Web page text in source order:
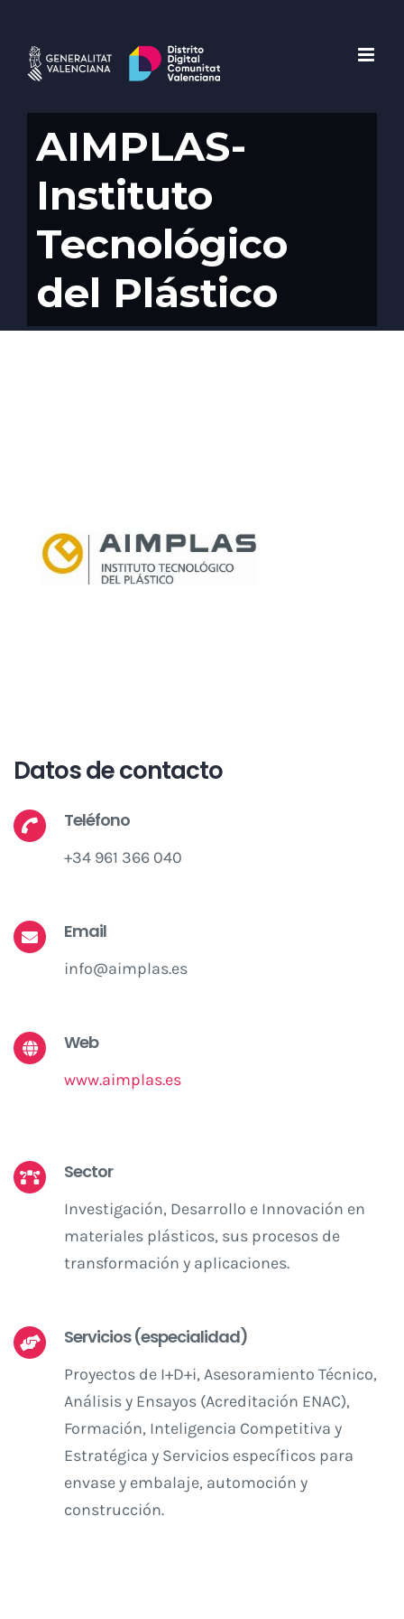
contenido
AIMPLAS-
Instituto
Tecnológico
del Plástico
Datos de contacto
Teléfono
+34 961 366 040
Email
info@aimplas.es
Web
www.aimplas.es
Sector
Investigación, Desarrollo e Innovación en
materiales plásticos, sus procesos de
transformación y aplicaciones.
Servicios (especialidad)
Proyectos de I+D+i, Asesoramiento Técnico,
Análisis y Ensayos (Acreditación ENAC),
Formación, Inteligencia Competitiva y
Estratégica y Servicios específicos para
envase y embalaje, automoción y
construcción.